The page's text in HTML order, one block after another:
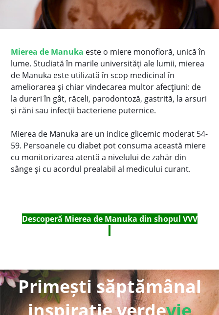
Mierea de Manuka este o miere monofloră, unică în
lume.Studiată în marile universităţi ale lumii, mierea
de Manuka este utilizată în scop medicinal în
ameliorarea şi chiar vindecarea multor afecţiuni: de
la dureri în gât, răceli, parodontoză, gastrită, la arsuri
şi răni sau infecţii bacteriene puternice.
Mierea de Manuka are un indice glicemic moderat 54-
59. Persoanele cu diabet pot consuma această miere
cu monitorizarea atentă a nivelului de zahăr din
sânge şi cu acordul prealabil al medicului curant.
Descoperă Mierea de Manuka din shopul VVV
Primești săptămânal